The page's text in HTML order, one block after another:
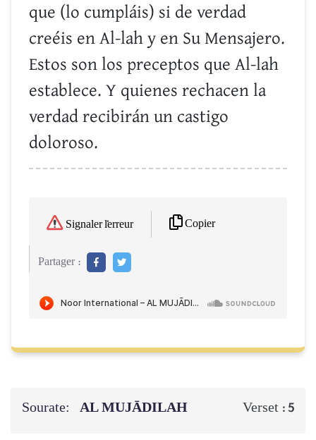
que (lo cumpláis) si de verdad
creéis en Al-lah y en Su Mensajero.
Estos son los preceptos que Al-lah
establece. Y quienes rechacen la
verdad recibirán un castigo
doloroso.
Signaler l'erreur Copier
Partager :
Sourate: AL MUJĀDILAH Verset :5